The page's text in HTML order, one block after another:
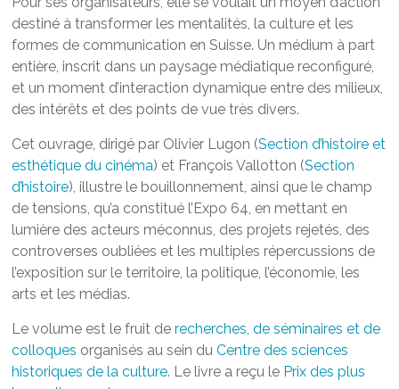
destiné à transformer les mentalités, la culture et les
formes de communication en Suisse. Un médium à part
entière, inscrit dans un paysage médiatique reconfiguré,
et un moment d’interaction dynamique entre des milieux,
des intérêts et des points de vue très divers.
Cet ouvrage, dirigé par Olivier Lugon (Section d’histoire et
esthétique du cinéma) et François Vallotton (Section
d’histoire), illustre le bouillonnement, ainsi que le champ
de tensions, qu’a constitué l’Expo 64, en mettant en
lumière des acteurs méconnus, des projets rejetés, des
controverses oubliées et les multiples répercussions de
l’exposition sur le territoire, la politique, l’économie, les
arts et les médias.
Le volume est le fruit derecherches, de séminaires et de
colloques organisés au sein duCentre des sciences
historiques de la culture. Le livre a reçu le Prix des plus